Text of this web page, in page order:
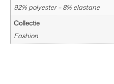
92% polyester – 8% elastane
Collectie
Fashion